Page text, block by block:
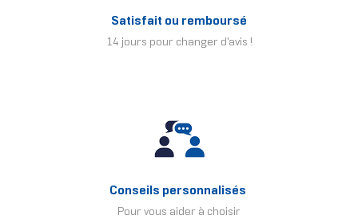
Satisfait ou remboursé
14 jours pour changer d'avis !
Conseils personnalisés
Pour vous aider à choisir